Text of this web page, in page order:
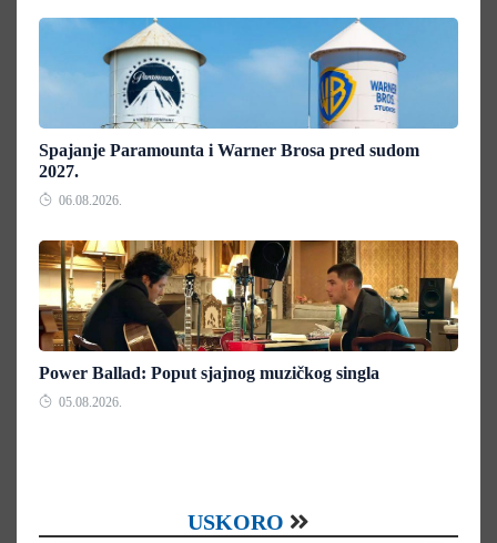
Spajanje Paramounta i Warner Brosa pred sudom
2027.
06.08.2026.
Power Ballad: Poput sjajnog muzičkog singla
05.08.2026.
USKORO